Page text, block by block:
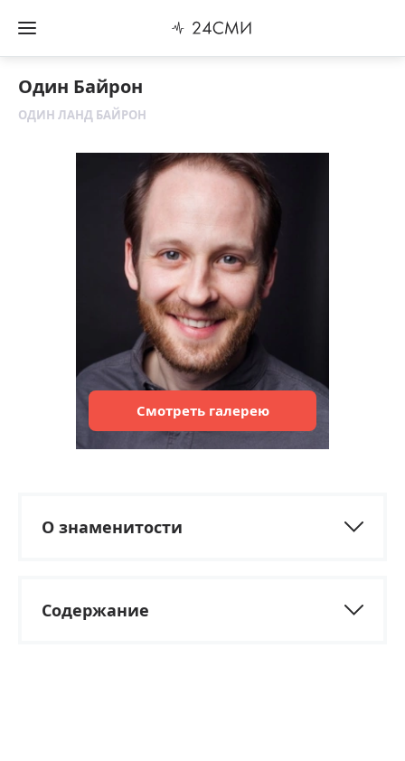
Один Байрон
ОДИН ЛАНД БАЙРОН
Смотреть галерею
О знаменитости
Содержание